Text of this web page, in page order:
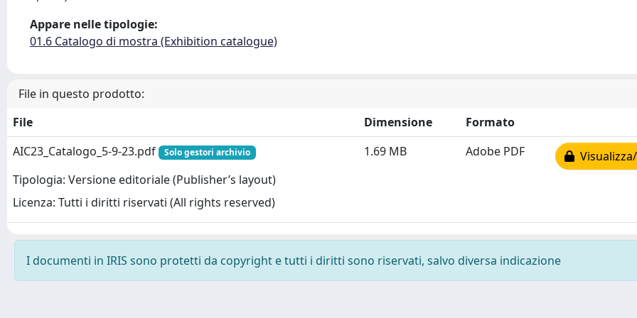
Appare nelle tipologie:
01.6 Catalogo di mostra (Exhibition catalogue)
File in questo prodotto:
File
Dimensione
Formato
AIC23_Catalogo_5-9-23.pdf
Solo gestori archivio
Tipologia: Versione editoriale (Publisher’s layout)
Licenza: Tutti i diritti riservati (All rights reserved)
1.69 MB Adobe PDF
I documenti in IRIS sono protetti da copyright e tutti i diritti sono riservati, salvo diversa indicazione